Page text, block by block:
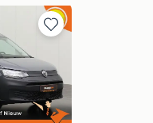
Bewaren
Mijn
Favorieten